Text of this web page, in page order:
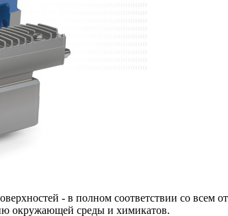
- в полном соответствии со всем
окружающей среды и химикатов.